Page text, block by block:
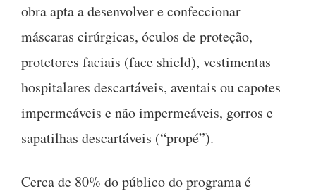
obra apta a desenvolver e confeccionar
máscaras cirúrgicas, óculos de proteção,
protetores faciais (face shield), vestimentas
hospitalares descartáveis, aventais ou capotes
impermeáveis e não impermeáveis, gorros e
sapatilhas descartáveis (“propé”).
Cerca de 80% do público do programa é